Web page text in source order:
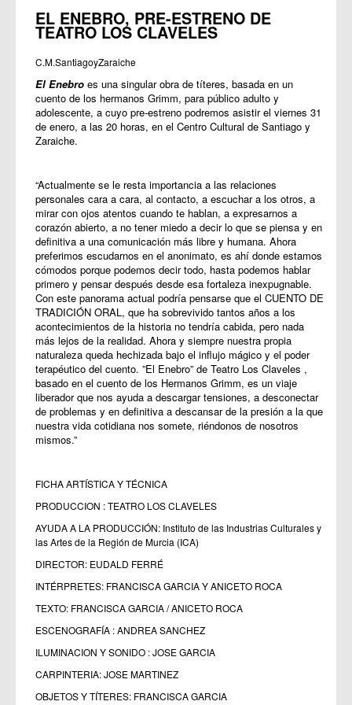
EL ENEBRO, PRE-ESTRENO DE
TEATRO LOS CLAVELES
C.M.SantiagoyZaraiche
El Enebro es una singular obra de títeres, basada en un
cuento de los hermanos Grimm, para público adulto y
adolescente, a cuyo pre-estreno podremos asistir el viernes 31
de enero, a las 20 horas, en el Centro Cultural de Santiago y
Zaraiche.
“Actualmente se le resta importancia a las relaciones
personales cara a cara, al contacto, a escuchar a los otros, a
mirar con ojos atentos cuando te hablan, a expresarnos a
corazón abierto, a no tener miedo a decir lo que se piensa y en
definitiva a una comunicación más libre y humana. Ahora
preferimos escudarnos en el anonimato, es ahí donde estamos
cómodos porque podemos decir todo, hasta podemos hablar
primero y pensar después desde esa fortaleza inexpugnable.
Con este panorama actual podría pensarse que el CUENTO DE
TRADICIÓN ORAL, que ha sobrevivido tantos años a los
acontecimientos de la historia no tendría cabida, pero nada
más lejos de la realidad. Ahora y siempre nuestra propia
naturaleza queda hechizada bajo el influjo mágico y el poder
terapéutico del cuento. ”El Enebro” de Teatro Los Claveles ,
basado en el cuento de los Hermanos Grimm, es un viaje
liberador que nos ayuda a descargar tensiones, a desconectar
de problemas y en definitiva a descansar de la presión a la que
nuestra vida cotidiana nos somete, riéndonos de nosotros
mismos.”
FICHA ARTÍSTICA Y TÉCNICA
PRODUCCION : TEATRO LOS CLAVELES
AYUDA A LA PRODUCCIÓN: Instituto de las Industrias Culturales y
las Artes de la Región de Murcia (ICA)
DIRECTOR: EUDALD FERRÉ
INTÉRPRETES: FRANCISCA GARCIA Y ANICETO ROCA
TEXTO: FRANCISCA GARCIA / ANICETO ROCA
ESCENOGRAFÍA : ANDREA SANCHEZ
ILUMINACION Y SONIDO : JOSE GARCIA
CARPINTERIA: JOSE MARTINEZ
OBJETOS Y TÍTERES: FRANCISCA GARCIA